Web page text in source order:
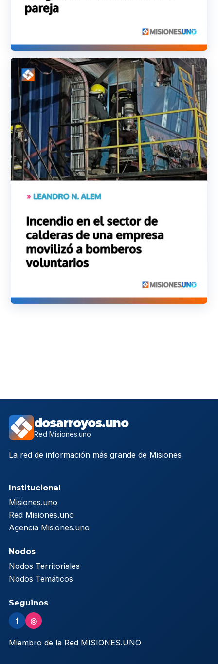
dosarroyos.uno
Red Misiones.uno
La red de información más grande de Misiones
Institucional
Misiones.uno
Red Misiones.uno
Agencia Misiones.uno
Nodos
Nodos Territoriales
Nodos Temáticos
Seguinos
f ◎
Miembro de la Red MISIONES.UNO